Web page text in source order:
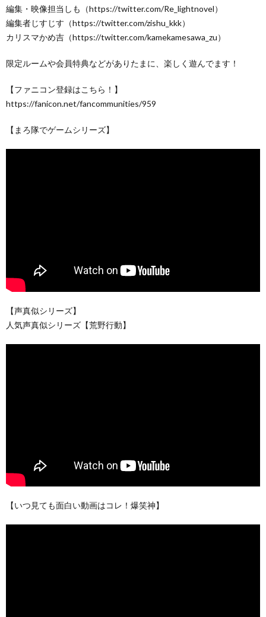
編集・映像担当しも（https://twitter.com/Re_lightnovel）
編集者じすじす（https://twitter.com/zishu_kkk）
カリスマかめ吉（https://twitter.com/kamekamesawa_zu）
限定ルームや会員特典などがありたまに、楽しく遊んでます！
【ファニコン登録はこちら！】
https://fanicon.net/fancommunities/959
【まろ隊でゲームシリーズ】
【声真似シリーズ】
人気声真似シリーズ【荒野行動】
【いつ見ても面白い動画はコレ！爆笑神】